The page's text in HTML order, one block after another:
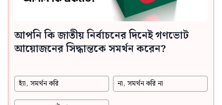
আপনি কি জাতীয় নির্বাচনের দিনেই গণভোট
আয়োজনের সিদ্ধান্তকে সমর্থন করেন?
হ্যাঁ, সমর্থন করি না, সমর্থন করি না